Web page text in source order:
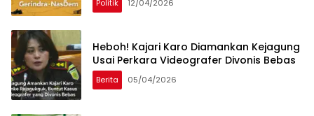
Politik 12/04/2026
Heboh! Kajari Karo Diamankan Kejagung
Usai Perkara Videografer Divonis Bebas
Berita 05/04/2026